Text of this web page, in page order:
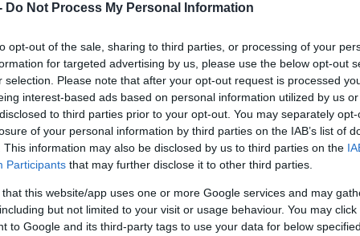
Do Not Process My Personal Information
opt-out of the sale, sharing to third parties, or processing of your
for targeted advertising by us, please use the below opt-out
selection. Please note that after your opt-out request is processed
interest-based ads based on personal information utilized by us
to third parties prior to your opt-out. You may separately
of your personal information by third parties on the IAB’s list of
This information may also be disclosed by us to third parties on the
Participants that may further disclose it to other third parties.
that this website/app uses one or more Google services and may
but not limited to your visit or usage behaviour. You may
to Google and its third-party tags to use your data for below
Zuckerberg Facebook alapító-vezetője
az iránt, hogy eltávolítsa az erőszakra
A cég közölte, internetes közösségi
sértő hírértékű tartalmakat, továbbá
kapcsolatos bejegyzéseket és
amelyek hiteles információkat tartalmazó
egyik szóvivője megerősítette: az új
szavazási információkra mutató linkkel
szóló bejegyzését is.